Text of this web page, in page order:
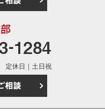
定休日｜土日祝